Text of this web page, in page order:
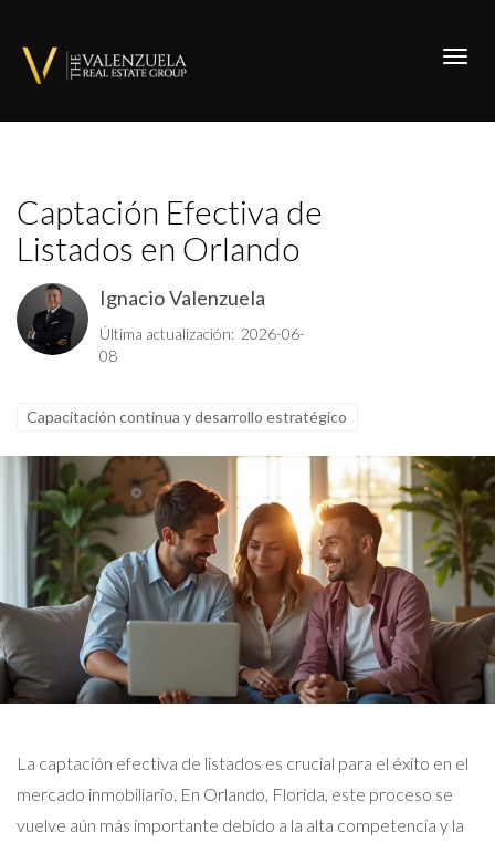
Captación Efectiva de
Listados en Orlando
Ignacio Valenzuela
Última actualización: 2026-06-
08
Capacitación continua y desarrollo estratégico
La captación efectiva de listados es crucial para el éxito en el
mercado inmobiliario. En Orlando, Florida, este proceso se
vuelve aún más importante debido a la alta competencia y la